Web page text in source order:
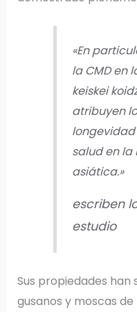
«En
la CMD en
keiskei
atribuyen
salud en
asiática.»
escriben
estudio
Sus propiedades han
gusanos y moscas